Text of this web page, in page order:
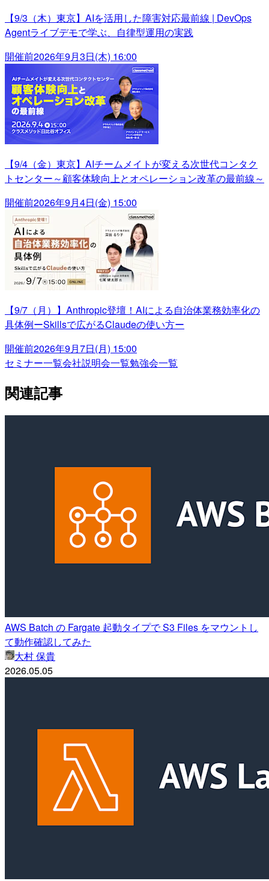
【9/3（木）東京】AIを活用した障害対応最前線 | DevOps
Agentライブデモで学ぶ、自律型運用の実践
開催前2026年9月3日(木) 16:00
【9/4（金）東京】AIチームメイトが変える次世代コンタク
トセンター～顧客体験向上とオペレーション改革の最前線～
開催前2026年9月4日(金) 15:00
【9/7（月）】Anthropic登壇！AIによる自治体業務効率化の
具体例ーSkillsで広がるClaudeの使い方ー
開催前2026年9月7日(月) 15:00
セミナー一覧会社説明会一覧勉強会一覧
関連記事
AWS Batch の Fargate 起動タイプで S3 Files をマウントし
て動作確認してみた
大村 保貴
2026.05.05